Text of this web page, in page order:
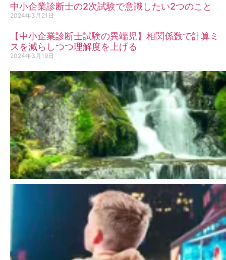
中小企業診断士の2次試験で意識したい2つのこと
2024年3月21日
【中小企業診断士試験の異端児】相関係数で計算ミ
スを減らしつつ理解度を上げる
2024年3月19日